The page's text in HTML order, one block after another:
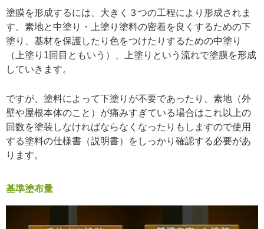
塗膜を形成するには、大きく３つの工程により形成されま
す。素地と中塗り・上塗り塗料の密着を良くするための下
塗り、基材を保護したり色をつけたりするための中塗り
（上塗り1回目ともいう）、上塗りという流れで塗膜を形成
していきます。
ですが、塗料によって下塗りが不要であったり、素地（外
壁や屋根本体のこと）が痛みすぎている場合はこれ以上の
回数を塗装しなければならなくなったりもしますので使用
する塗料の仕様書（説明書）をしっかり確認する必要があ
ります。
基準塗布量